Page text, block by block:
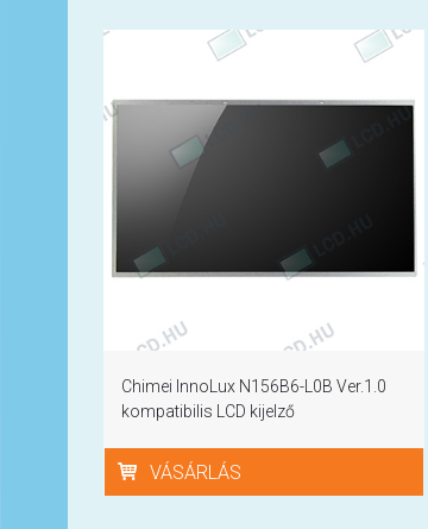
Chimei InnoLux N156B6-L0B Ver.1.0
kompatibilis LCD kijelző
VÁSÁRLÁS